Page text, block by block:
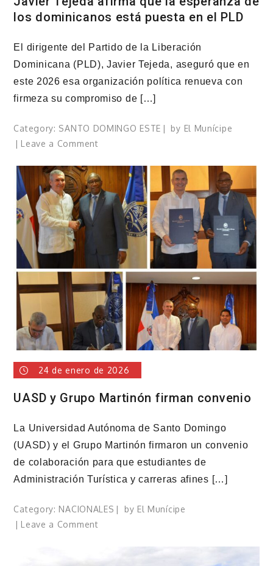
los dominicanos está puesta en el PLD
El dirigente del Partido de la Liberación
Dominicana (PLD), Javier Tejeda, aseguró que en
este 2026 esa organización política renueva con
firmeza su compromiso de […]
Category: SANTO DOMINGO ESTE by El Munícipe
Leave a Commenton
Tejeda
afirma
que
esperanza
dominicanos
está
puesta
en
el
PLD
24 de enero de 2026
UASD y Grupo Martinón firman convenio
La Universidad Autónoma de Santo Domingo
(UASD) y el Grupo Martinón firmaron un convenio
de colaboración para que estudiantes de
Administración Turística y carreras afines […]
Category: NACIONALES by El Munícipe
Leave a Commenton